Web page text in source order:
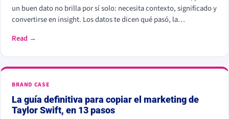
un buen dato no brilla por sí solo: necesita contexto, significado y
convertirse en insight. Los datos te dicen qué pasó, la
hacer al respecto.
Read →
BRAND CASE
La guía definitiva para copiar el marketing de
Taylor Swift, en 13 pasos